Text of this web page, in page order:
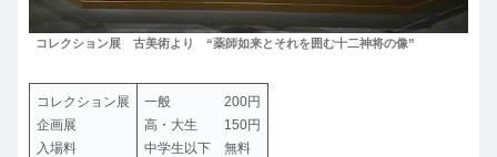
コレクション展 古美術より “薬師如来とそれを囲む十二神将の像”
コレクション展
企画展
入場料
一般 200円
高・大生 150円
中学生以下 無料